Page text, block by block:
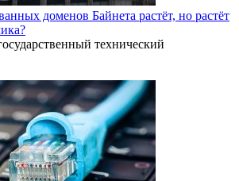
доменов Байнета растёт, но растёт
технический